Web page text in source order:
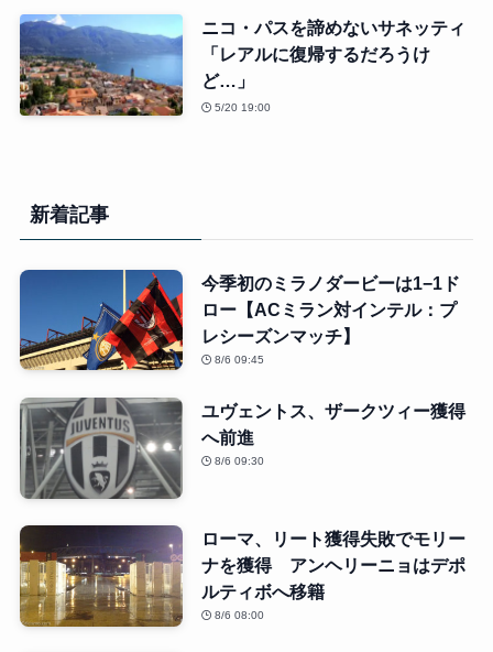
ニコ・パスを諦めないサネッティ
「レアルに復帰するだろうけ
ど…」
5/20 19:00
新着記事
今季初のミラノダービーは1−1ド
ロー【ACミラン対インテル：プ
レシーズンマッチ】
8/6 09:45
ユヴェントス、ザークツィー獲得
へ前進
8/6 09:30
ローマ、リート獲得失敗でモリー
ナを獲得 アンヘリーニョはデポ
ルティボへ移籍
8/6 08:00